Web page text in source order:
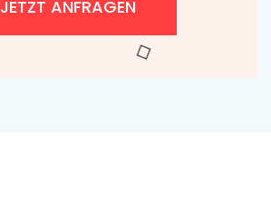
JETZT ANFRAGEN